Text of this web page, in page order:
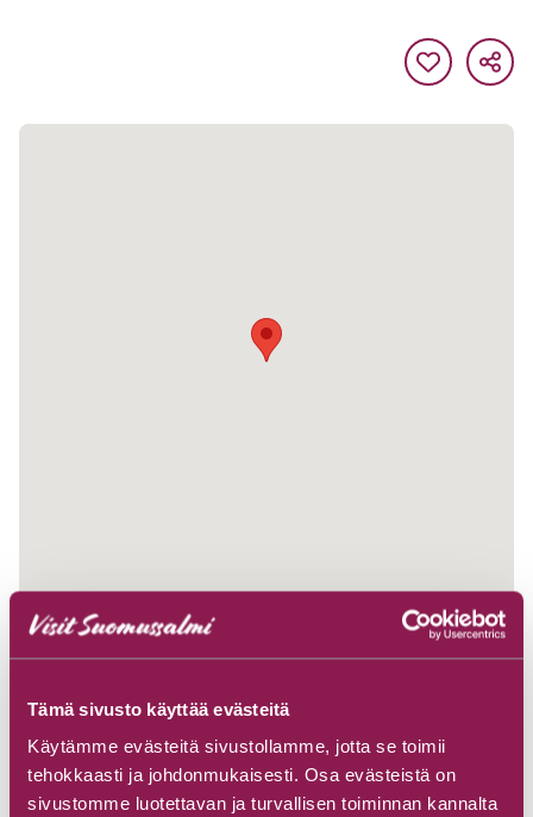
Tämä sivusto käyttää evästeitä
Käytämme evästeitä sivustollamme, jotta se toimii
tehokkaasti ja johdonmukaisesti. Osa evästeistä on
sivustomme luotettavan ja turvallisen toiminnan kannalta